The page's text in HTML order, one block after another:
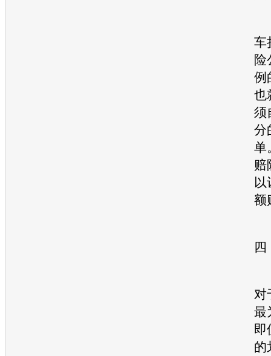
车
险
例
也
须
分
单
赔
以
额
四
对
最
即
的